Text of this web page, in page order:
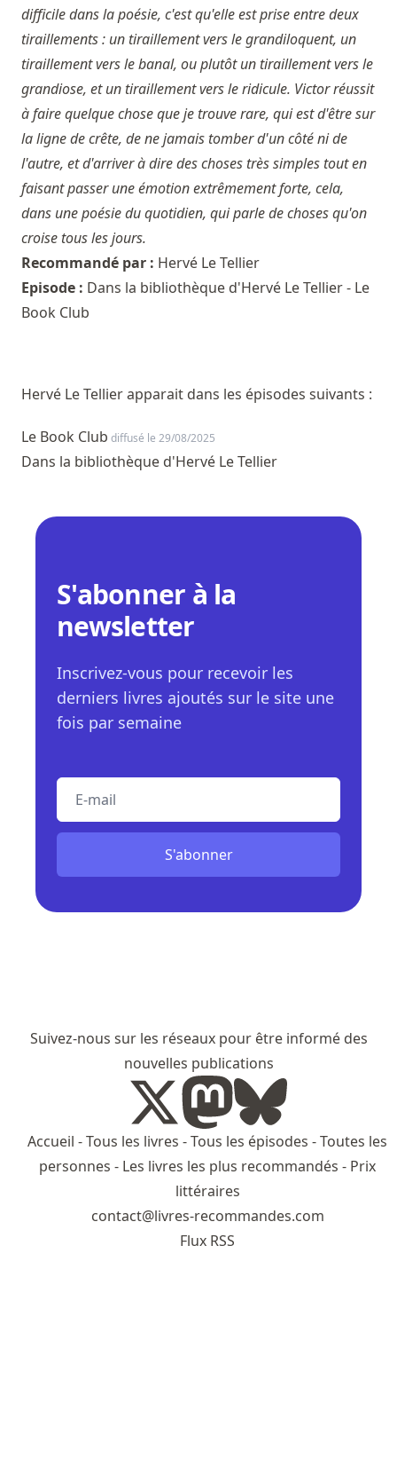
difficile dans la poésie, c'est qu'elle est prise entre deux
tiraillements : un tiraillement vers le grandiloquent, un
tiraillement vers le banal, ou plutôt un tiraillement vers le
grandiose, et un tiraillement vers le ridicule. Victor réussit
à faire quelque chose que je trouve rare, qui est d'être sur
la ligne de crête, de ne jamais tomber d'un côté ni de
l'autre, et d'arriver à dire des choses très simples tout en
faisant passer une émotion extrêmement forte, cela,
dans une poésie du quotidien, qui parle de choses qu'on
croise tous les jours.
Recommandé par : Hervé Le Tellier
Episode : Dans la bibliothèque d'Hervé Le Tellier - Le
Book Club
Hervé Le Tellier apparait dans les épisodes suivants :
Le Book Club diffusé le 29/08/2025
Dans la bibliothèque d'Hervé Le Tellier
S'abonner à la
newsletter
Inscrivez-vous pour recevoir les
derniers livres ajoutés sur le site une
fois par semaine
S'abonner
Suivez-nous sur les réseaux pour être informé des
nouvelles publications
Accueil -Tous les livres -Tous les épisodes -Toutes les
personnes - Les livres les plus recommandés - Prix
littéraires
contact@livres-recommandes.com
Flux RSS